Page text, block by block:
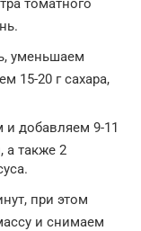
томатного
уменьшаем
15-20 г сахара,
добавляем 9-11
а также 2
при этом
и снимаем